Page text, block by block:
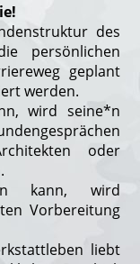
des
persönlichen
geplant
werden.
wird seine*n
oder
kann, wird
Vorbereitung
liebt